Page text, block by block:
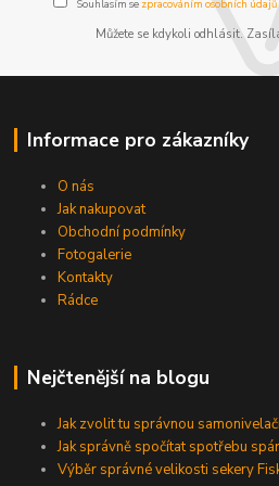
Souhlasím se zpracováním osobních údajů
Můžete se kdykoli odhlásit.
Informace pro zákazníky
O nás
Jak nakupovat
Obchodní podmínky
Fotogalerie
Kontakty
Rádce
Nejčtenější na blogu
Jak zvolit tu správnou
Jak správně spočítat spotřebu
Výběr správné velikosti sekery